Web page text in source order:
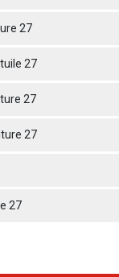
27
27
27
27
27